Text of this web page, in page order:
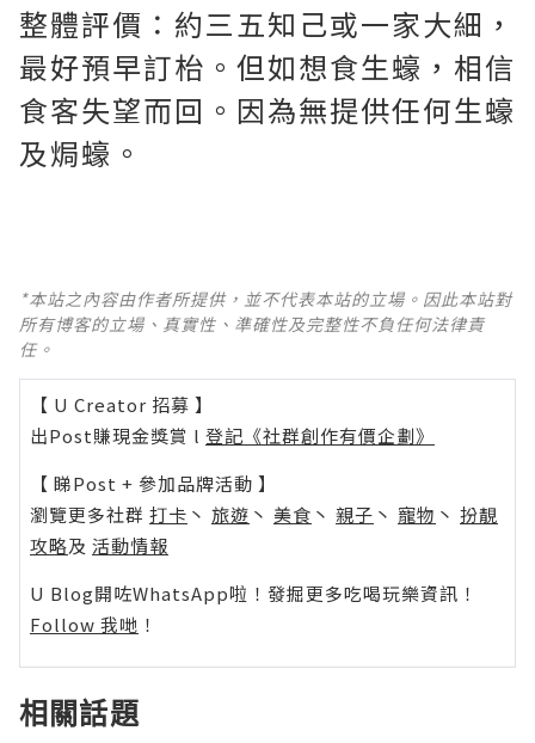
整體評價：約三五知己或一家大細，
最好預早訂枱。但如想食生蠔，相信
食客失望而回。因為無提供任何生蠔
及焗蠔。
*本站之內容由作者所提供，並不代表本站的立場。因此本站對
所有博客的立場、真實性、準確性及完整性不負任何法律責
任。
【 U Creator 招募 】
出Post賺現金獎賞 l 登記《社群創作有價企劃》
【 睇Post + 參加品牌活動 】
瀏覽更多社群 打卡 丶 旅遊 丶 美食 丶 親子 丶 寵物 丶 扮靚
攻略及 活動情報
U Blog開咗WhatsApp啦！發掘更多吃喝玩樂資訊！
Follow 我哋 ！
相關話題